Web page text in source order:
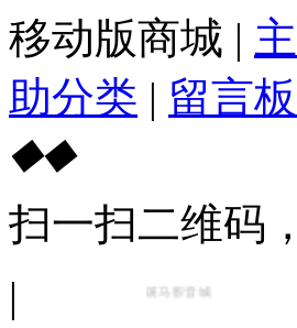
移动版商城 |
助分类 | 留言板
◆◆
扫一扫二维码
|
斑马影音城【https://